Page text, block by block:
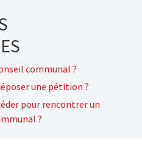
communal ?
une pétition ?
pour rencontrer un
?